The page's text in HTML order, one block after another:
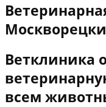
Ветклиника
всем